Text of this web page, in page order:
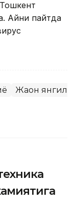
Айни пайтда
Жаҳон